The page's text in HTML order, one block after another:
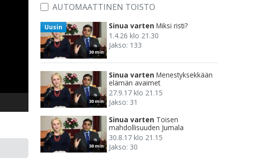
AUTOMAATTINEN TOISTO
30 min
Uusin Sinua varten Miksi risti?
1.4.26 klo 21.30
Jakso: 133
30 min
Sinua varten Menestyksekkään
elämän avaimet
27.9.17 klo 21.15
Jakso: 31
30 min
Sinua varten Toisen
mahdollisuuden Jumala
30.8.17 klo 21.15
Jakso: 30